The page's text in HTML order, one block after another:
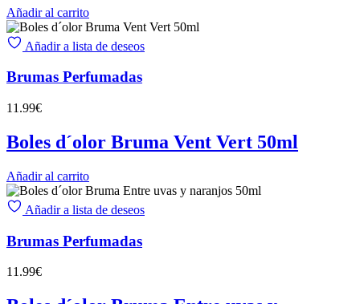
Añadir al carrito
Añadir a lista de deseos
Brumas Perfumadas
11.99€
Boles d´olor Bruma Vent Vert 50ml
Añadir al carrito
Añadir a lista de deseos
Brumas Perfumadas
11.99€